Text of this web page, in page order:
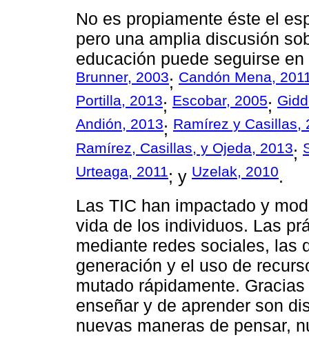
No es propiamente éste el
pero una amplia discusión
educación puede seguirse
Brunner, 2003; Candón Mena,
Portilla, 2013; Escobar, 2005;
Andión, 2013; Ramírez y Casillas,
Ramírez, Casillas, y Ojeda, 2013;
Urteaga, 2011; y Uzelak, 2010.
Las TIC han impactado y
vida de los individuos. Las
mediante redes sociales, las
generación y el uso de
mutado rápidamente.
enseñar y de aprender son
nuevas maneras de pensar,